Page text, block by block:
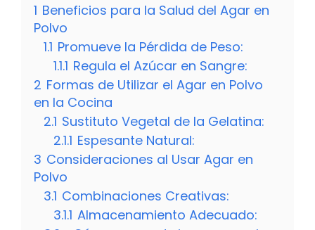
1 Beneficios para la Salud del Agar en
Polvo
1.1 Promueve la Pérdida de Peso:
1.1.1 Regula el Azúcar en Sangre:
2 Formas de Utilizar el Agar en Polvo
en la Cocina
2.1 Sustituto Vegetal de la Gelatina:
2.1.1 Espesante Natural:
3 Consideraciones al Usar Agar en
Polvo
3.1 Combinaciones Creativas:
3.1.1 Almacenamiento Adecuado: